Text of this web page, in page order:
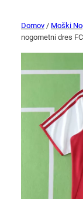
Domov / Moški
nogometni dres